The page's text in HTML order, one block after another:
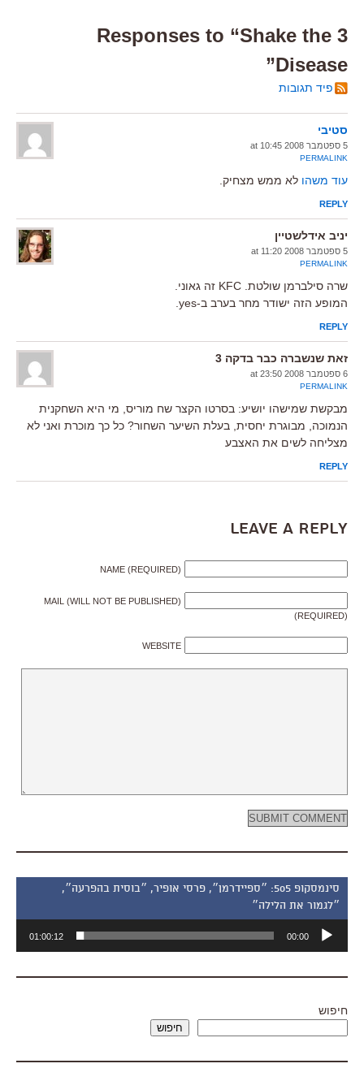
3 Responses to “Shake the
Disease”
פיד תגובות
סטיבי
5 ספטמבר 2008 at 10:45
PERMALINK
עוד משהו לא ממש מצחיק.
REPLY
יניב אידלשטיין
5 ספטמבר 2008 at 11:20
PERMALINK
שרה סילברמן שולטת. KFC זה גאוני.
המופע הזה ישודר מחר בערב ב-yes.
REPLY
זאת שנשברה כבר בדקה 3
6 ספטמבר 2008 at 23:50
PERMALINK
מבקשת שמישהו יושיע: בסרטו הקצר שח מוריס, מי היא השחקנית
הנמוכה, מבוגרת יחסית, בעלת השיער השחור? כל כך מוכרת ואני לא
מצליחה לשים את האצבע
REPLY
Leave a Reply
NAME (REQUIRED)
MAIL (WILL NOT BE PUBLISHED)
(REQUIRED)
WEBSITE
סינמסקופ 505: ״ספיידרמן״, פרסי אופיר, ״בוסית בהפרעה״,
״לגמור את הלילה״
אודיו
00:00
01:00:12
חיפוש
חיפוש